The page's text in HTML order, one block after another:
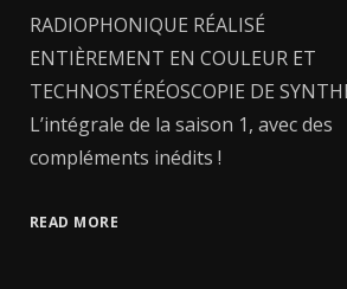
RADIOPHONIQUE RÉALISÉ
ENTIÈREMENT EN COULEUR ET
TECHNOSTÉRÉOSCOPIE DE
L’intégrale de la saison 1, avec des
compléments inédits !
READ MORE